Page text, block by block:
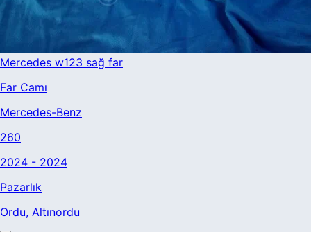
Mercedes w123 sağ far
Far Camı
Mercedes-Benz
260
2024 - 2024
Pazarlık
Ordu, Altınordu